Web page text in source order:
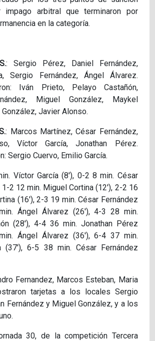
impago arbitral que terminaron por
en la categoría.
: Sergio Pérez, Daniel Fernández,
Sergio Fernández, Ángel Álvarez.
Iván Prieto, Pelayo Castañón,
Miguel González, Maykel
Javier Alonso.
: Marcos Martínez, César Fernández,
Víctor García, Jonathan Pérez.
Sergio Cuervo, Emilio García.
Víctor García (8'), 0-2 8 min. César
1-2 12 min. Miguel Cortina (12'), 2-2 16
(16'), 2-3 19 min. César Fernández
Ángel Álvarez (26'), 4-3 28 min.
(28'), 4-4 36 min. Jonathan Pérez
Ángel Álvarez (36'), 6-4 37 min.
(37'), 6-5 38 min. César Fernández
Fernandez, Marcos Esteban, Maria
tarjetas a los locales Sergio
Fernández y Miguel González, y a los
30, de la competición Tercera